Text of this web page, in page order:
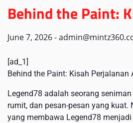
Behind the Paint:
June 7, 2026-
[ad_1]
Behind the Paint: Kisah Perjalanan
Legend78 adalah seorang
rumit, dan pesan-pesan yang
yang membawa Legend78